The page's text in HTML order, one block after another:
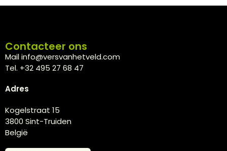
Contacteer ons
Mail info@versvanhetveld.com
Tel. +32 495 27 68 47
Adres
Kogelstraat 15
3800 Sint-Truiden
België